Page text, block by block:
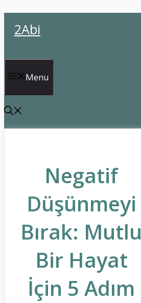
atla2Abi
Menu
Negatif
Düşünmeyi
Bırak: Mutlu
Bir Hayat
İçin 5 Adım